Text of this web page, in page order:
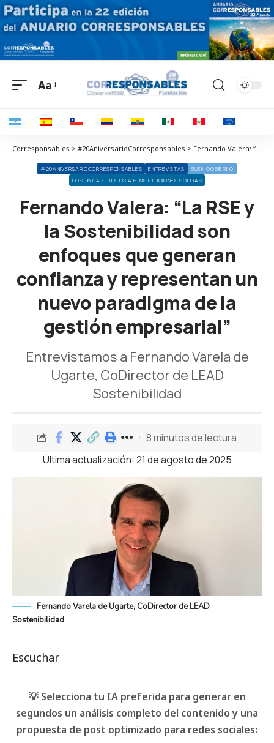
Aa
Corresponsables > #20AniversarioCorresponsables > Fernando Valera: “La RSE y la Sostenibilidad son enfoques que generan confianza y representan un nuevo paradigma de la gestión empresarial”
#20ANIVERSARIOCORRESPONSABLES ENTREVISTAS
BUEN GOBIERNO
ODS 16 PAZ, JUSTICIA E INSTITUCIONES SÓLIDAS
Fernando Valera: “La RSE y
la Sostenibilidad son
enfoques que generan
confianza y representan un
nuevo paradigma de la
gestión empresarial”
Entrevistamos a Fernando Varela de
Ugarte, CoDirector de LEAD
Sostenibilidad
Última actualización: 21 de agosto de 2025
8 minutos de lectura
Fernando Varela de Ugarte, CoDirector de LEAD
Sostenibilidad
Escuchar
💡 Selecciona tu IA preferida para generar en
segundos un análisis completo del contenido y una
propuesta de post optimizado para redes sociales: